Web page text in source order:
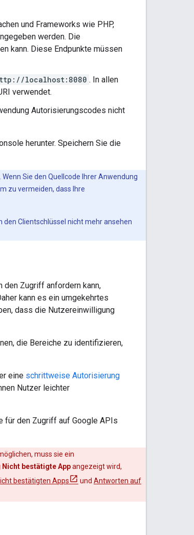
und Frameworks wie PHP,
werden. Die
kann. Diese Endpunkte müssen
localhost:8080 . In allen
verwendet.
Autorisierungscodes nicht
herunter. Speichern Sie die
Sie den Quellcode Ihrer Anwendung
zu vermeiden, dass Ihre
den Clientschlüssel nicht mehr ansehen
den Zugriff anfordern kann,
kann es ein umgekehrtes
dass die Nutzereinwilligung
die Bereiche zu identifizieren,
eine schrittweise Autorisierung
Nutzer leichter
für den Zugriff auf Google APIs
muss sie ein
Nicht bestätigte Appangezeigt wird,
bestätigten Apps und Antworten auf